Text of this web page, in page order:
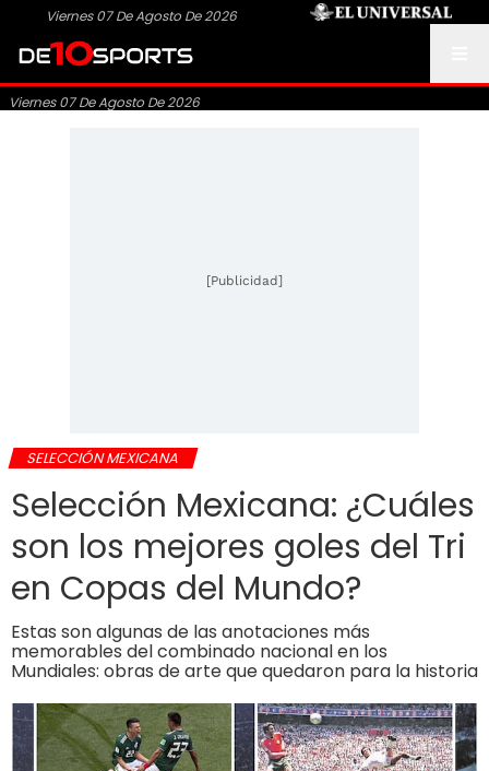
Viernes 07 De Agosto De 2026
Viernes 07 De Agosto De 2026
[Publicidad]
SELECCIÓN MEXICANA
Selección Mexicana: ¿Cuáles
son los mejores goles del Tri
en Copas del Mundo?
Estas son algunas de las anotaciones más
memorables del combinado nacional en los
Mundiales: obras de arte que quedaron para la historia